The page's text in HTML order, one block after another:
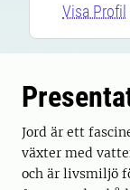
Visa Profil
Jord är ett
växter med
och är livsmiljö